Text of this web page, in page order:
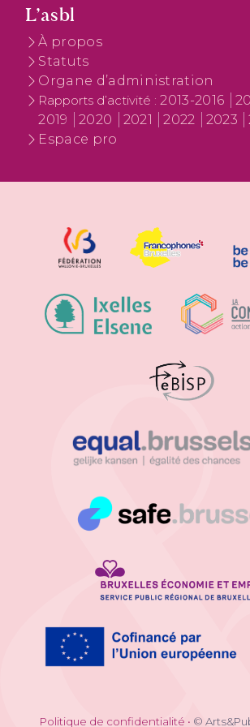
L’asbl
À propos
Statuts
Organe d’administration
Rapports d’activité :2013-2016
2019
2020 2021 2022 2023
Espace pro
Politique de confidentialité • ©